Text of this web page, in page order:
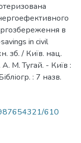
в
in civil
зб. / Київ. нац.
А. М. Тугай. - Київ :
: 7 назв.
987654321/610